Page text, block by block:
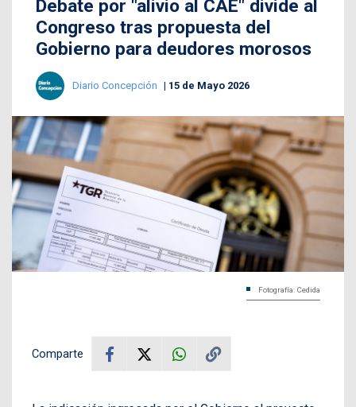
Debate por "alivio al CAE" divide al
Congreso tras propuesta del
Gobierno para deudores morosos
Diario Concepción 15 de Mayo 2026
Fotografía: Cedida
Comparte